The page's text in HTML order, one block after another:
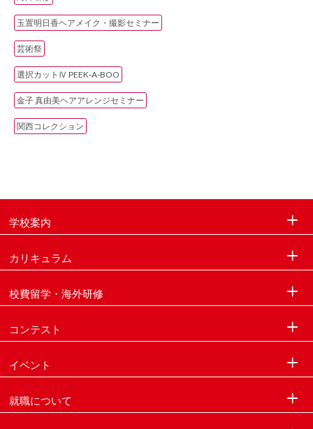
玉置明日香ヘアメイク・撮影セミナー
芸術祭
選択カットⅣ PEEK‐A‐BOO
金子 真由美ヘアアレンジセミナー
関西コレクション
学校案内
カリキュラム
校費留学・海外研修
コンテスト
イベント
就職について